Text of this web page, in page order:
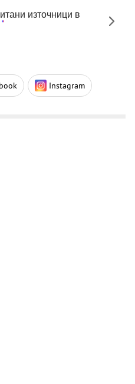
източници в
Instagram